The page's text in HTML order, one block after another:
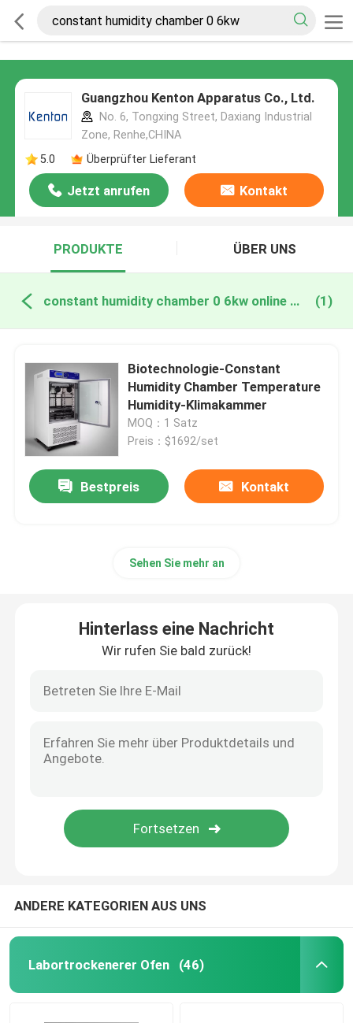
Guangzhou Kenton Apparatus Co., Ltd.
No. 6, Tongxing Street, Daxiang Industrial
Zone, Renhe,CHINA
5.0
Überprüfter Lieferant
Jetzt anrufen Kontakt
PRODUKTE ÜBER UNS
constant humidity chamber 0 6kw online manufacture (1)
Biotechnologie-Constant
Humidity Chamber Temperature
Humidity-Klimakammer
MOQ：1 Satz
Preis：$1692/set
Bestpreis Kontakt
Sehen Sie mehr an
Hinterlass eine Nachricht
Wir rufen Sie bald zurück!
ANDERE KATEGORIEN AUS UNS
Labortrockenerer Ofen (46)